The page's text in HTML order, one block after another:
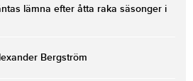
lämna efter åtta raka säsonger i
Bergström